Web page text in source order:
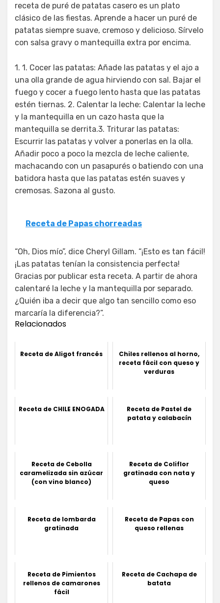
receta de puré de patatas casero es un plato
clásico de las fiestas. Aprende a hacer un puré de
patatas siempre suave, cremoso y delicioso. Sírvelo
con salsa gravy o mantequilla extra por encima.
1. 1. Cocer las patatas: Añade las patatas y el ajo a
una olla grande de agua hirviendo con sal. Bajar el
fuego y cocer a fuego lento hasta que las patatas
estén tiernas. 2. Calentar la leche: Calentar la leche
y la mantequilla en un cazo hasta que la
mantequilla se derrita.3. Triturar las patatas:
Escurrir las patatas y volver a ponerlas en la olla.
Añadir poco a poco la mezcla de leche caliente,
machacando con un pasapurés o batiendo con una
batidora hasta que las patatas estén suaves y
cremosas. Sazona al gusto.
Receta de Papas chorreadas
“Oh, Dios mío”, dice Cheryl Gillam. “¡Esto es tan fácil!
¡Las patatas tenían la consistencia perfecta!
Gracias por publicar esta receta. A partir de ahora
calentaré la leche y la mantequilla por separado.
¿Quién iba a decir que algo tan sencillo como eso
marcaría la diferencia?”.
Relacionados
Receta de Aligot francés
Chiles rellenos al horno,
receta fácil con queso y
verduras
Receta de CHILE ENOGADA
Receta de Pastel de
patata y calabacín
Receta de Cebolla
caramelizada sin azúcar
(con vino blanco)
Receta de Coliflor
gratinada con nata y
queso
Receta de lombarda
gratinada
Receta de Papas con
queso rellenas
Receta de Pimientos
rellenos de camarones
fácil
Receta de Cachapa de
batata